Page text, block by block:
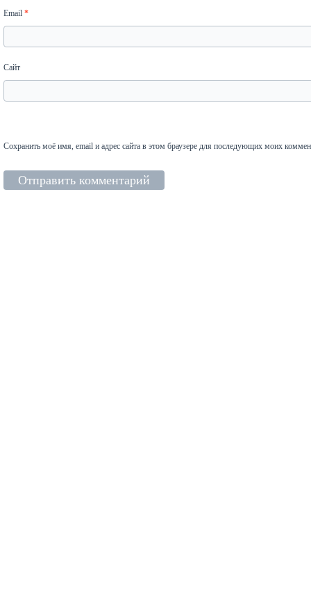
Email *
Сайт
Сохранить моё имя, email и адрес сайта в этом браузере для последующих моих